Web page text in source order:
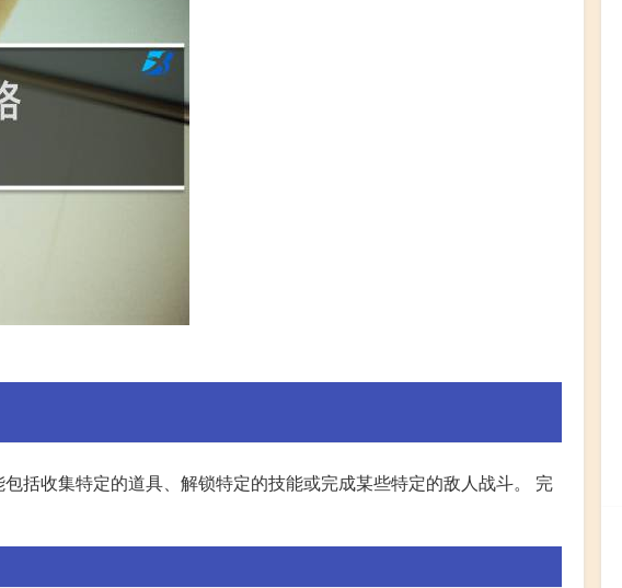
括收集特定的道具、解锁特定的技能或完成某些特定的敌人战斗。 完